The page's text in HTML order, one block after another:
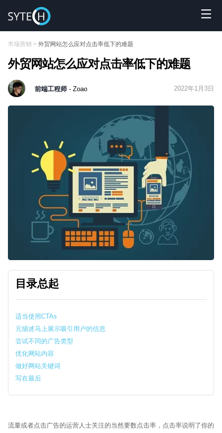
市场营销 > 外贸网站怎么应对点击率低下的难题
外贸网站怎么应对点击率低下的难题
前端工程师 - Zoao 2022年1月3日
目录总起
适当使用CTAs
元描述马上展示吸引用户的信息
尝试不同的广告类型
优化网站内容
做好网站关键词
写在最后
流量或者点击广告的运营人士关注的当然要数点击率，点击率说明了你的